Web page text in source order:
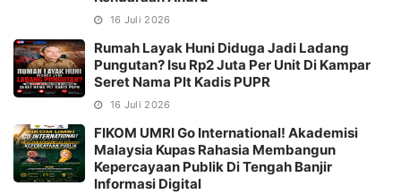
16 Juli 2026
Rumah Layak Huni Diduga Jadi Ladang
Pungutan? Isu Rp2 Juta Per Unit Di Kampar
Seret Nama Plt Kadis PUPR
16 Juli 2026
FIKOM UMRI Go International! Akademisi
Malaysia Kupas Rahasia Membangun
Kepercayaan Publik Di Tengah Banjir
Informasi Digital